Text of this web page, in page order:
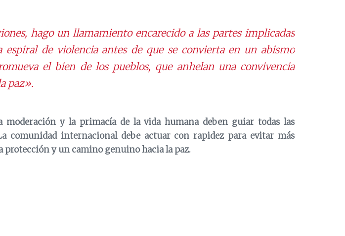
hago un llamamiento encarecido a las partes implicadas
de violencia antes de que se convierta en un abismo
el bien de los pueblos, que anhelan una convivencia
paz».
moderación y la primacía de la vida humana deben guiar todas las
comunidad internacional debe actuar con rapidez para evitar más
protección y un camino genuino hacia la paz.